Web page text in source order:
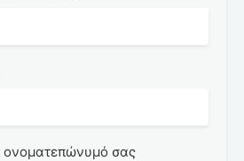
ονοματεπώνυμό σας